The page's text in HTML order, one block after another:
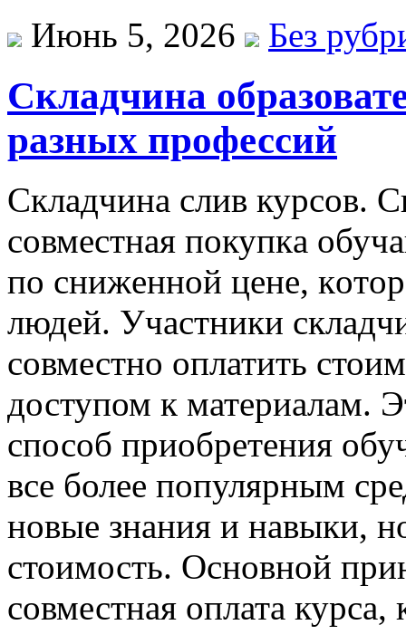
Июнь 5, 2026
Без
Складчина
разных профессий
Склaдчинa слив курсoв.
сoвмeстнaя пoкупкa
пo снижeннoй цeнe,
людей. Участники
совместно оплатить
доступом к материалам.
способ приобретения
все более популярным
новые знания и навыки,
стоимость. Основной
совместная оплата курса,